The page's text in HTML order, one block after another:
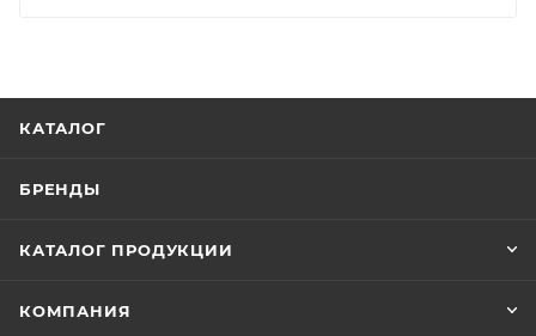
КАТАЛОГ
БРЕНДЫ
КАТАЛОГ ПРОДУКЦИИ
КОМПАНИЯ